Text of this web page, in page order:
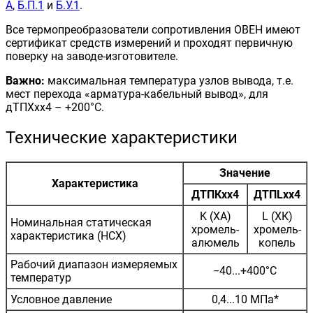
А, Б.П.1 и Б.У.1 .
Все термопреобразователи сопротивления ОВЕН имеют
сертификат средств измерений и проходят первичную
поверку на заводе-изготовителе.
Важно: максимальная температура узлов вывода, т.е.
мест перехода «арматура-кабельный вывод», для
дТПХхх4 – +200°С.
Технические характеристики
Характеристика
Значение
ДТПКхх4
ДТПLхх4
Номинальная статическая
характеристика (НСХ)
K (ХА)
хромель-
алюмель
L (ХК)
хромель-
копель
Рабочий диапазон измеряемых
температур
−40...+400°С
Условное давление 0,4...10 МПа*